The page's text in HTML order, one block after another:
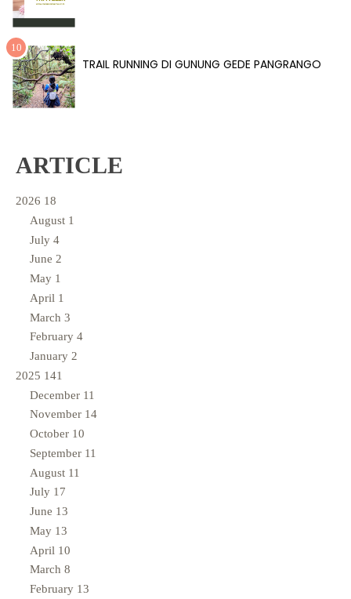
TRAIL RUNNING DI GUNUNG GEDE PANGRANGO
ARTICLE
2026 18
August 1
July 4
June 2
May 1
April 1
March 3
February 4
January 2
2025 141
December 11
November 14
October 10
September 11
August 11
July 17
June 13
May 13
April 10
March 8
February 13